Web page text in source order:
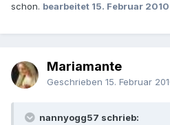
schon. bearbeitet 15. Februar 2010
Mariamante
Geschrieben 15. Februar
nannyogg57 schrieb: